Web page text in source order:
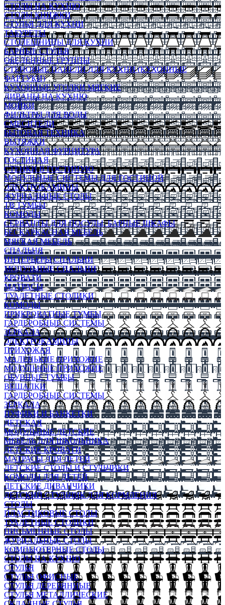
СТОЛЫ НА КУХНЮ
СТОЛЫ КНИЖКИ
СТУЛЬЯ ДЛЯ КУХНИ
ТАБУРЕТЫ
СТОЛЕШНИЦЫ ДЛЯ КУХНИ
БАРНЫЕ СТУЛЬЯ
ОБЕДЕННЫЕ ГРУППЫ
СТЕНОВЫЕ ПАНЕЛИ ДЛЯ КУХНИ (КУХОННЫЕ
ФАРТУКИ)
КУХОННЫЕ УГОЛКИ МЯГКИЕ
ДИВАНЫ НА КУХНЮ
МОЙКИ
ФИЛЬТРЫ ДЛЯ ВОДЫ
СМЕСИТЕЛИ
БЫТОВАЯ ТЕХНИКА
ВЫТЯЖКИ
КУХОННАЯ ФУРНИТУРА
ГОСТИНАЯ
СТЕНКИ В ГОСТИНУЮ
МОДУЛЬНЫЕ СИСТЕМЫ ДЛЯ ГОСТИНОЙ
ЭЛЕКТРОКАМИНЫ
ЖУРНАЛЬНЫЕ СТОЛЫ
ТВ ТУМБЫ
КОМОДЫ
СЕРВАНТЫ ДЛЯ ПОСУДЫ, БАРНЫЕ ШКАФЫ
БЕСКАРКАСНАЯ МЕБЕЛЬ
МЯГКАЯ МЕБЕЛЬ
СПАЛЬНЯ
ИНТЕРЬЕРЫ СПАЛЬНИ
МОДУЛЬНЫЕ СПАЛЬНИ
КРОВАТИ
МАТРАСЫ
ТУАЛЕТНЫЕ СТОЛИКИ
КОМОДЫ
ПРИКРОВАТНЫЕ ТУМБЫ
ГАРДЕРОБНЫЕ СИСТЕМЫ
ЗЕРКАЛА
ЭЛЕКТРОКАМИНЫ
ПРИХОЖАЯ
МАЛЕНЬКИЕ ПРИХОЖИЕ
МОДУЛЬНЫЕ ПРИХОЖИЕ
ОБУВНЫЕ ТУМБЫ
ВЕШАЛКИ
ГАРДЕРОБНЫЕ СИСТЕМЫ
ЗЕРКАЛА
ПУФИКИ И БАНКЕТКИ
ДЕТСКАЯ
МОДУЛЬНЫЕ ДЕТСКИЕ
МЕБЕЛЬ ДЛЯ ШКОЛЬНИКА
ДЕТСКИЕ КРОВАТИ
МАТРАСЫ ДЛЯ ДЕТЕЙ
ДЕТСКИЕ СТОЛЫ И СТУЛЬЧИКИ
КОМОДЫ ДЛЯ ДЕТЕЙ
ДЕТСКИЕ ДИВАНЧИКИ
ДЕТСКИЙ СТУЛЬЧИК ДЛЯ КОРМЛЕНИЯ
СТОЛЫ
ПЛАСТИКОВЫЕ СТОЛЫ
ТУАЛЕТНЫЕ СТОЛИКИ
ПИСЬМЕННЫЕ СТОЛЫ
ЖУРНАЛЬНЫЕ СТОЛЫ
КОМПЬЮТЕРНЫЕ СТОЛЫ
СТОЛЫ НА КУХНЮ
СТУЛЬЯ
СТУЛЬЯ ОФИСНЫЕ
СТУЛЬЯ ДЕРЕВЯННЫЕ
СТУЛЬЯ МЕТАЛЛИЧЕСКИЕ